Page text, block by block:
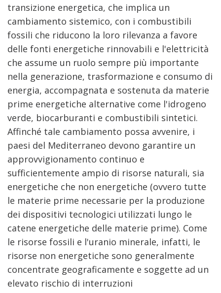
transizione energetica, che implica un
cambiamento sistemico, con i combustibili
fossili che riducono la loro rilevanza a favore
delle fonti energetiche rinnovabili e l'elettricità
che assume un ruolo sempre più importante
nella generazione, trasformazione e consumo di
energia, accompagnata e sostenuta da materie
prime energetiche alternative come l'idrogeno
verde, biocarburanti e combustibili sintetici.
Affinché tale cambiamento possa avvenire, i
paesi del Mediterraneo devono garantire un
approvvigionamento continuo e
sufficientemente ampio di risorse naturali, sia
energetiche che non energetiche (ovvero tutte
le materie prime necessarie per la produzione
dei dispositivi tecnologici utilizzati lungo le
catene energetiche delle materie prime). Come
le risorse fossili e l'uranio minerale, infatti, le
risorse non energetiche sono generalmente
concentrate geograficamente e soggette ad un
elevato rischio di interruzioni